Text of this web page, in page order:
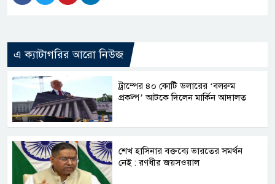
এ ক্যাটাগরির আরো নিউজ
ট্রাম্পের ৪০ কোটি ডলারের ‘বলরুম
প্রকল্প’ আটকে দিলেন মার্কিন আদালত
শেখ হাসিনার বক্তব্যে ভারতের সমর্থন
নেই : রণধীর জয়সওয়াল